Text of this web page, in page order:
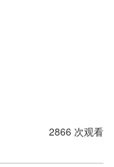
2866 次观看